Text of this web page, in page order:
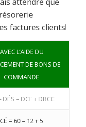
factures clients!
AVEC L’AIDE DU
DE BONS DE
COMMANDE
DÉS – DCF + DRCC
CÉ = 60 – 12 + 5